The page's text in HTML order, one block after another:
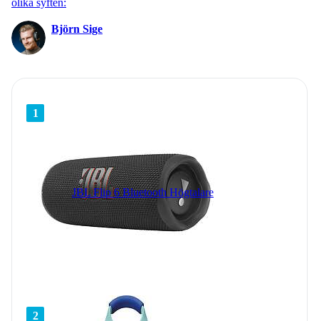
olika syften:
Björn Sige
1
JBL Flip 6 Bluetooth Högtalare
2